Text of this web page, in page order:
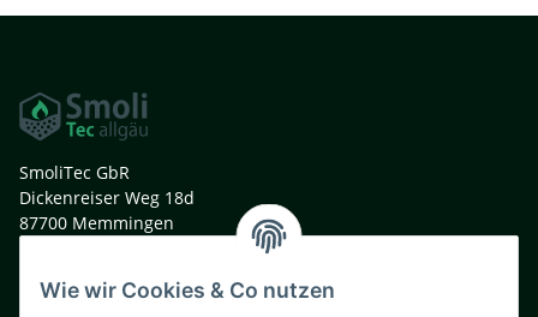
Wie wir Cookies & Co nutzen
SmoliTec GbR
Dickenreiser Weg 18d
87700 Memmingen
t. +49 (0)8331 991 33 44